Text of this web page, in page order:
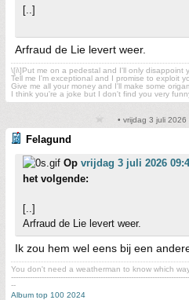
[..]
Arfraud de Lie levert weer.
\[i\]Put me on a pedestal and I'll only disappoint
Tell me I'm exceptional and I promise to exploit
Give me all your money and I'll make some
I think you're a joke but I don't find you very
• vrijdag 3 juli 2026
Felagund
Op vrijdag 3 juli 2026
het volgende:
[..]
Arfraud de Lie levert weer.
Ik zou hem wel eens bij een
You don't need a weatherman to know which
--
Album top 100 2024